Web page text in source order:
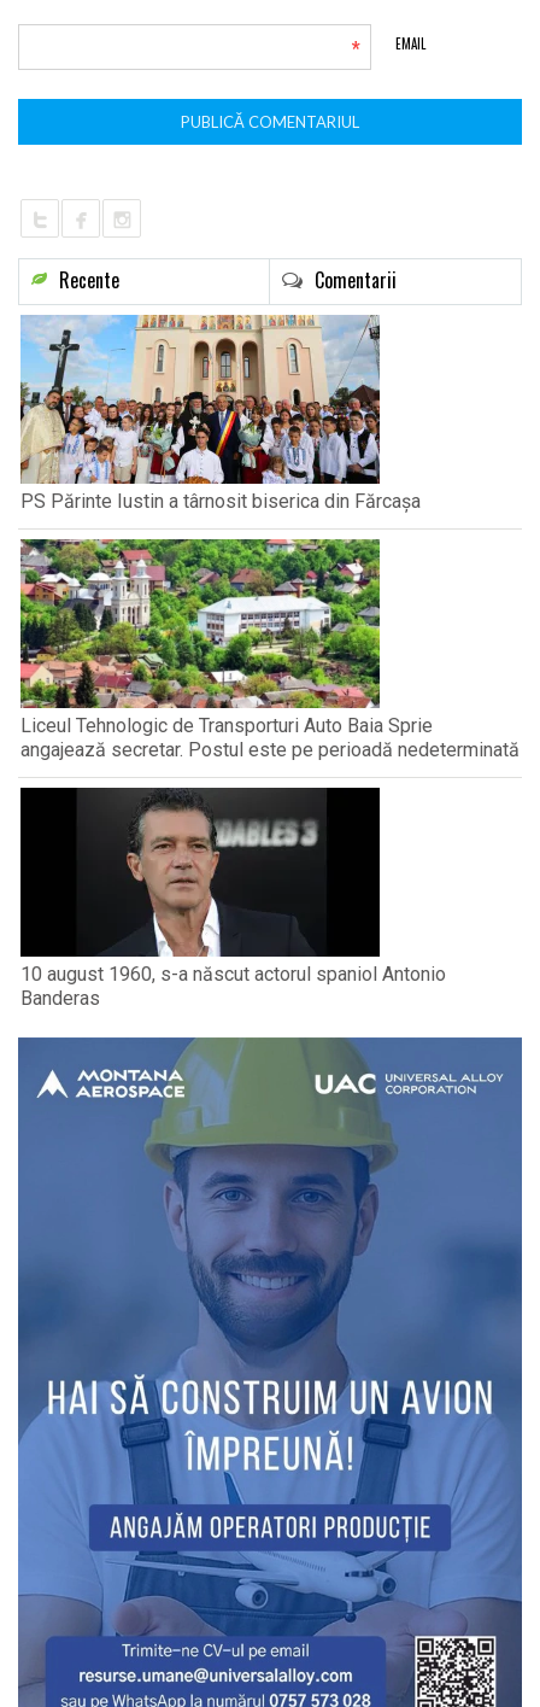
EMAIL
*
Recente Comentarii
PS Părinte Iustin a târnosit biserica din Fărcașa
Liceul Tehnologic de Transporturi Auto Baia Sprie
angajează secretar. Postul este pe perioadă nedeterminată
10 august 1960, s-a născut actorul spaniol Antonio
Banderas